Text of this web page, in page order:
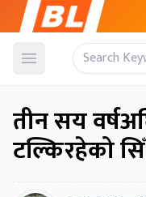
Open menu
तीन सय
टल्किरहेको